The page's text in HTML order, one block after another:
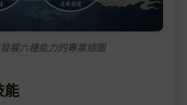
展六種能力的專業插圖
能